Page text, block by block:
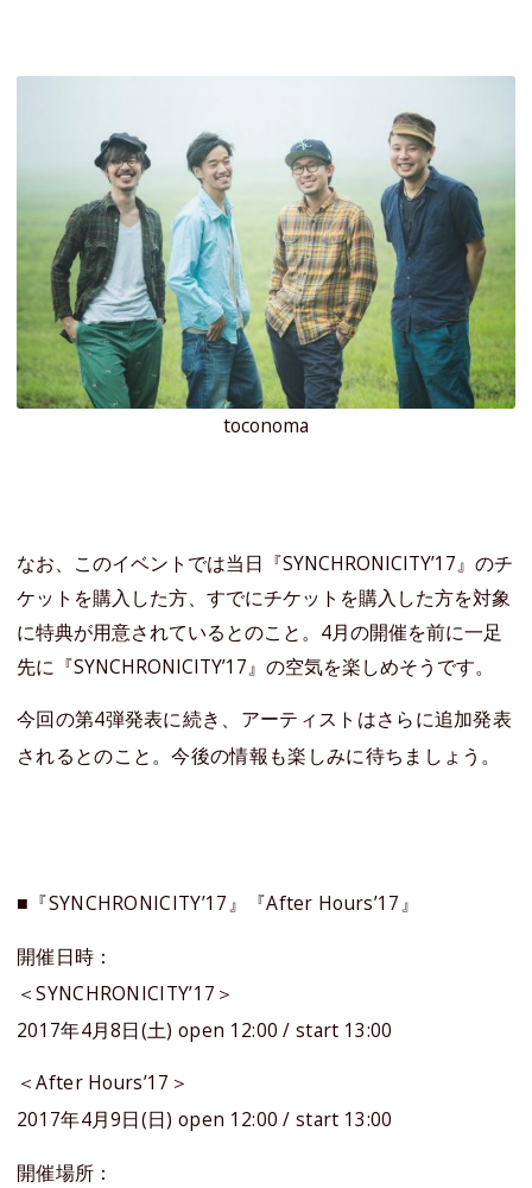
toconoma
なお、このイベントでは当日『SYNCHRONICITY’17』のチ
ケットを購入した方、すでにチケットを購入した方を対象
に特典が用意されているとのこと。4月の開催を前に一足
先に『SYNCHRONICITY’17』の空気を楽しめそうです。
今回の第4弾発表に続き、アーティストはさらに追加発表
されるとのこと。今後の情報も楽しみに待ちましょう。
■『SYNCHRONICITY’17』『After Hours’17』
開催日時：
＜SYNCHRONICITY’17＞
2017年4月8日(土) open 12:00 / start 13:00
＜After Hours’17＞
2017年4月9日(日) open 12:00 / start 13:00
開催場所：